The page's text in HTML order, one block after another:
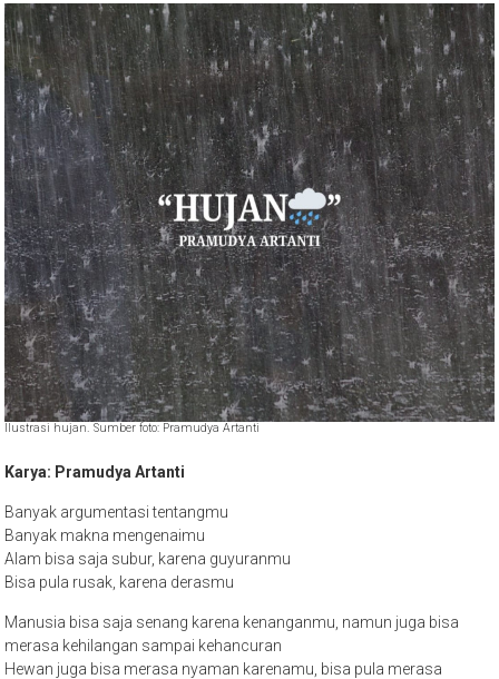
Ilustrasi hujan. Sumber foto: Pramudya Artanti
Karya: Pramudya Artanti
Banyak argumentasi tentangmu
Banyak makna mengenaimu
Alam bisa saja subur, karena guyuranmu
Bisa pula rusak, karena derasmu
Manusia bisa saja senang karena kenanganmu, namun juga bisa
merasa kehilangan sampai kehancuran
Hewan juga bisa merasa nyaman karenamu, bisa pula merasa